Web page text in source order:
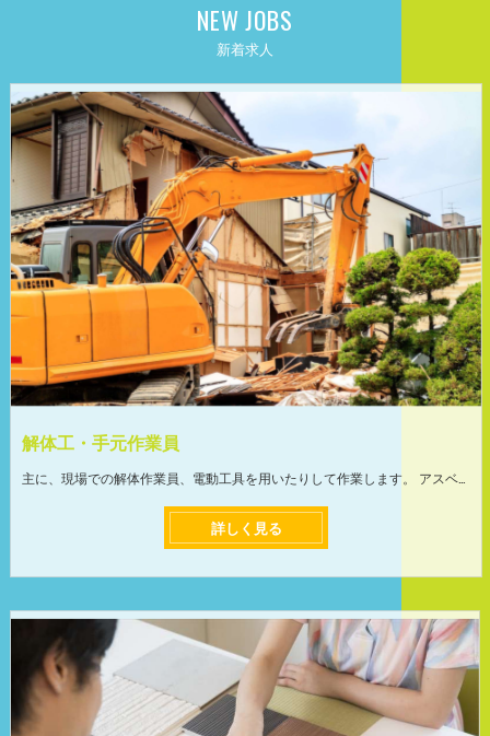
新着求人
NEW JOBS
解体工・手元作業員
主に、現場での解体作業員、電動工具を用いたりして作業します。 アスベスト工事は防護マスクを着用してアスベスト除去作業を行うので、安心して作業に取り組めます。関東全域での仕事になります。 気持ちよく働いてもらいたいので体調も考慮しつつ、最適なシフトスケジュールを組みますのでご安心下さい。 業務拡大による募集のため、仕事量も収入も安定しています！ ＜前職より月給が上がった方社員も在籍＞ 当社では、仕事量が減ってしまう事が無いように、豊富な業務量と取引先と提携しています。現在、仕事が余りすぎていて困っています。 月給が10万~20万円アップして生活が変わった方、収入が安定した方など、仕事を頑張った分だけプライベートの充実が可能です! ＜未経験の方も安心して働ける環境＞ 入社後、先輩と同行しながら作業方法など、知識やスキルなどの業務を教えていきます。 イチから丁寧に指導しますので未経験の方やブランクのある方でも安心してお仕事できます。 頼れる先輩ばかりなので質問もしやすく、働きやすい環境です! ちょっとしたコツさえ掴めば重い建築資材も軽々運ぶことができるように!
詳しく見る